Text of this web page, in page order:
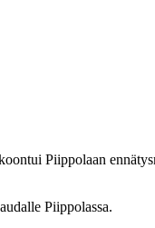
Piippolaan
Piippolassa.